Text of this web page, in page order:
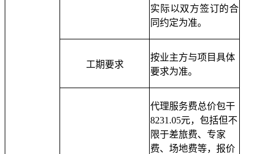
实际以双方签订的合
同约定为准。
工期要求
按业主方与项目具体
要求为准。
代理服务费总价包干
8231.05元，包括但不
限于差旅费、专家
费、场地费等，报价